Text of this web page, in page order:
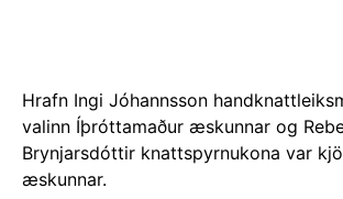
Hrafn Ingi Jóhannsson
valinn Íþróttamaður æskunnar og
Brynjarsdóttir knattspyrnukona var
æskunnar.